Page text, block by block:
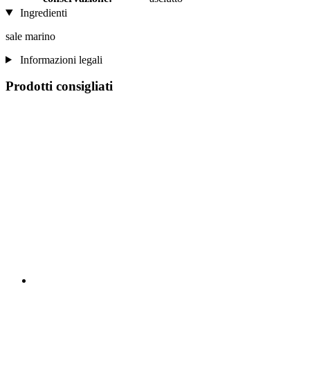
Ingredienti
sale marino
Informazioni legali
Prodotti consigliati